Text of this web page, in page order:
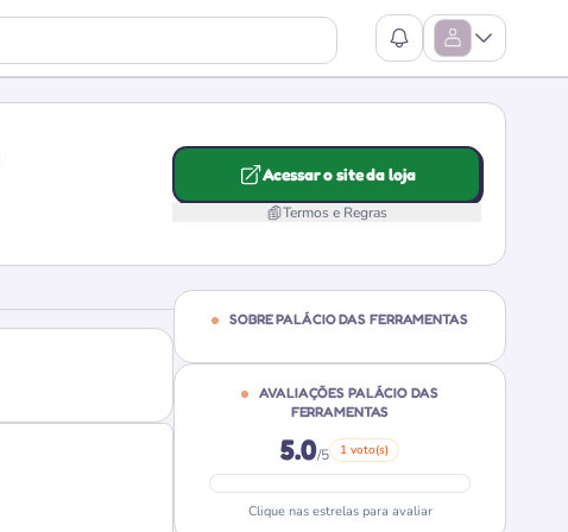
Ver Notificações
Abrir Menu
Acessar o site da loja
Termos e Regras
SOBRE PALÁCIO DAS FERRAMENTAS
AVALIAÇÕES PALÁCIO DAS
FERRAMENTAS
5.0/5 1 voto(s)
Clique nas estrelas para avaliar